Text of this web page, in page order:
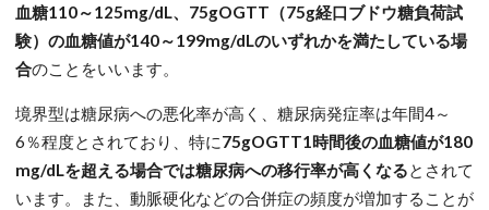
血糖110～125mg/dL、75gOGTT（75g経口ブドウ糖負荷試
験）の血糖値が140～199mg/dLのいずれかを満たしている場
合のことをいいます。
境界型は糖尿病への悪化率が高く、糖尿病発症率は年間4～
6％程度とされており、特に75gOGTT1時間後の血糖値が180
mg/dLを超える場合では糖尿病への移行率が高くなるとされて
います。また、動脈硬化などの合併症の頻度が増加することが